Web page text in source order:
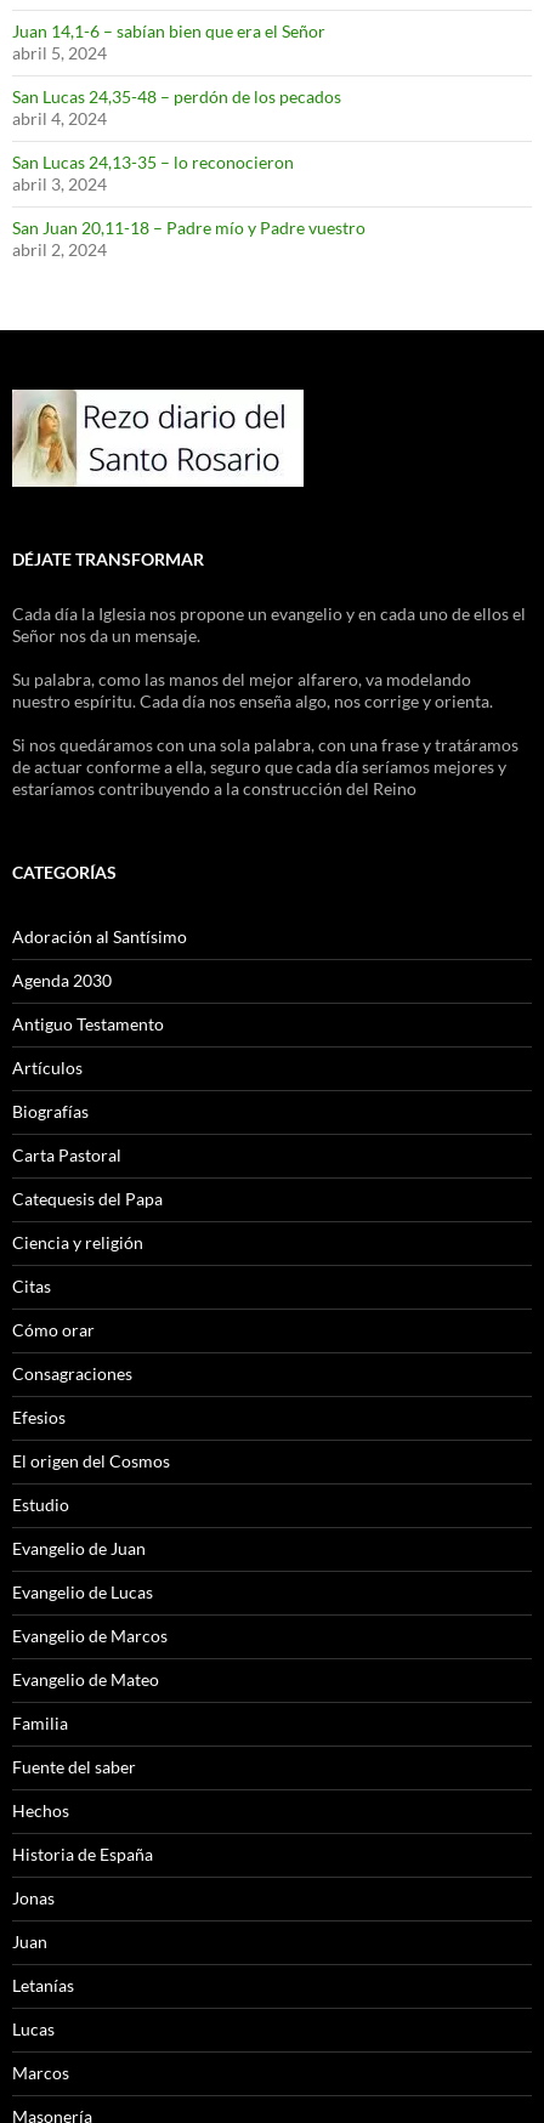
Juan 14,1-6 – sabían bien que era el Señor
abril 5, 2024
San Lucas 24,35-48 – perdón de los pecados
abril 4, 2024
San Lucas 24,13-35 – lo reconocieron
abril 3, 2024
San Juan 20,11-18 – Padre mío y Padre vuestro
abril 2, 2024
DÉJATE TRANSFORMAR
Cada día la Iglesia nos propone un evangelio y en cada uno de ellos el
Señor nos da un mensaje.
Su palabra, como las manos del mejor alfarero, va modelando
nuestro espíritu. Cada día nos enseña algo, nos corrige y orienta.
Si nos quedáramos con una sola palabra, con una frase y tratáramos
de actuar conforme a ella, seguro que cada día seríamos mejores y
estaríamos contribuyendo a la construcción del Reino
CATEGORÍAS
Adoración al Santísimo
Agenda 2030
Antiguo Testamento
Artículos
Biografías
Carta Pastoral
Catequesis del Papa
Ciencia y religión
Citas
Cómo orar
Consagraciones
Efesios
El origen del Cosmos
Estudio
Evangelio de Juan
Evangelio de Lucas
Evangelio de Marcos
Evangelio de Mateo
Familia
Fuente del saber
Hechos
Historia de España
Jonas
Juan
Letanías
Lucas
Marcos
Masonería